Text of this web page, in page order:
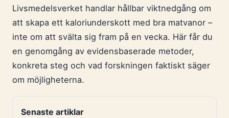
Livsmedelsverket handlar hållbar viktnedgång om
att skapa ett kaloriunderskott med bra matvanor –
inte om att svälta sig fram på en vecka. Här får du
en genomgång av evidensbaserade metoder,
konkreta steg och vad forskningen faktiskt säger
om möjligheterna.
Senaste artiklar